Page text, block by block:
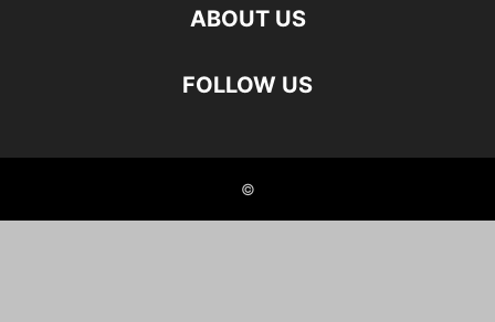
ABOUT US
FOLLOW US
©